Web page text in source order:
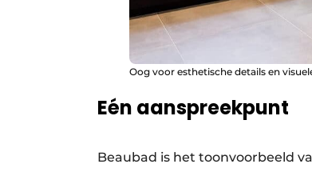
Oog voor esthetische details en
Eén aanspreekpunt
Beaubad is het toonvoorbeeld